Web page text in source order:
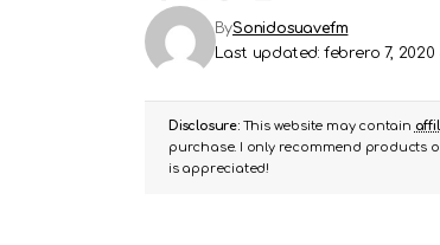
Last updated: febrero 7, 2020
BySonidosuavefm
Disclosure:This website may contain
purchase. I only recommend products
is appreciated!